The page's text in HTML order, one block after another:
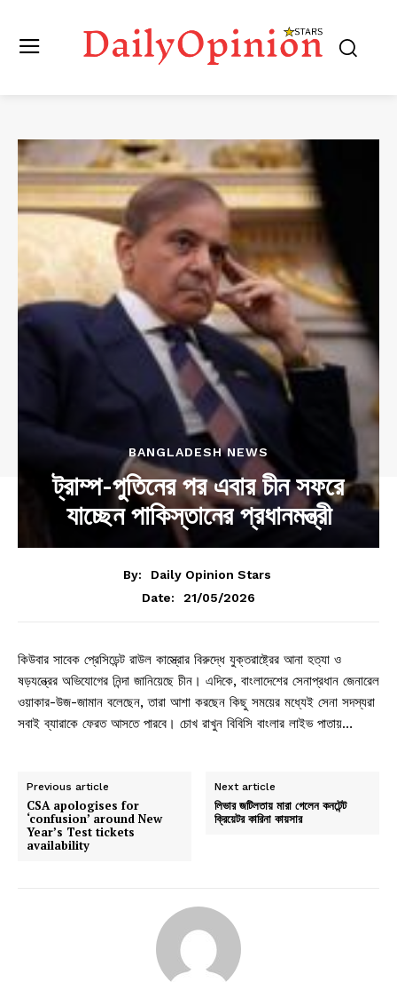
BANGLADESH NEWS
ট্রাম্প-পুতিনের পর এবার চীন সফরে
যাচ্ছেন পাকিস্তানের প্রধানমন্ত্রী
By:
Daily Opinion Stars
Date:
21/05/2026
কিউবার সাবেক প্রেসিডেন্ট রাউল কাস্ত্রোর বিরুদ্ধে যুক্তরাষ্ট্রের আনা হত্যা ও
ষড়যন্ত্রের অভিযোগের নিন্দা জানিয়েছে চীন। এদিকে, বাংলাদেশের সেনাপ্রধান জেনারেল
ওয়াকার-উজ-জামান বলেছেন, তারা আশা করছেন কিছু সময়ের মধ্যেই সেনা সদস্যরা
সবাই ব্যারাকে ফেরত আসতে পারবে। চোখ রাখুন বিবিসি বাংলার লাইভ পাতায়…
Previous article
CSA apologises for
‘confusion’ around New
Year’s Test tickets
availability
Next article
লিভার জটিলতায় মারা গেলেন কনটেন্ট
ক্রিয়েটর কারিনা কায়সার